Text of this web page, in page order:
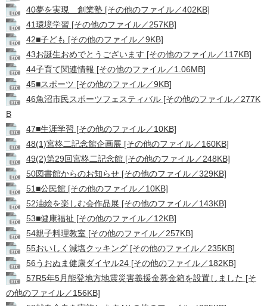
40夢を実現 創業塾 [その他のファイル／402KB]
41環境学習 [その他のファイル／257KB]
42■子ども [その他のファイル／9KB]
43お誕生おめでとうございます [その他のファイル／117KB]
44子育て関連情報 [その他のファイル／1.06MB]
45■スポーツ [その他のファイル／9KB]
46魚沼市民スポーツフェスティバル [その他のファイル／277K
B
47■生涯学習 [その他のファイル／10KB]
48(1)宮柊二記念館企画展 [その他のファイル／160KB]
49(2)第29回宮柊二記念館 [その他のファイル／248KB]
50図書館からのお知らせ [その他のファイル／329KB]
51■公民館 [その他のファイル／10KB]
52油絵を楽しむ会作品展 [その他のファイル／143KB]
53■健康福祉 [その他のファイル／12KB]
54親子料理教室 [その他のファイル／257KB]
55おいしく減塩クッキング [その他のファイル／235KB]
56うおぬま健康ダイヤル24 [その他のファイル／182KB]
57R5年5月能登地方地震災害義援金募金箱を設置しました [そ
の他のファイル／156KB]